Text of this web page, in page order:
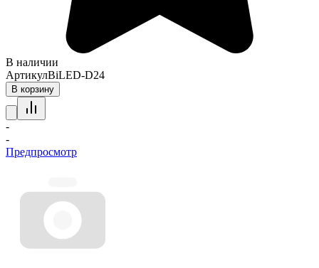
В наличии
АртикулBiLED-D24
В корзину
-
-
Предпросмотр